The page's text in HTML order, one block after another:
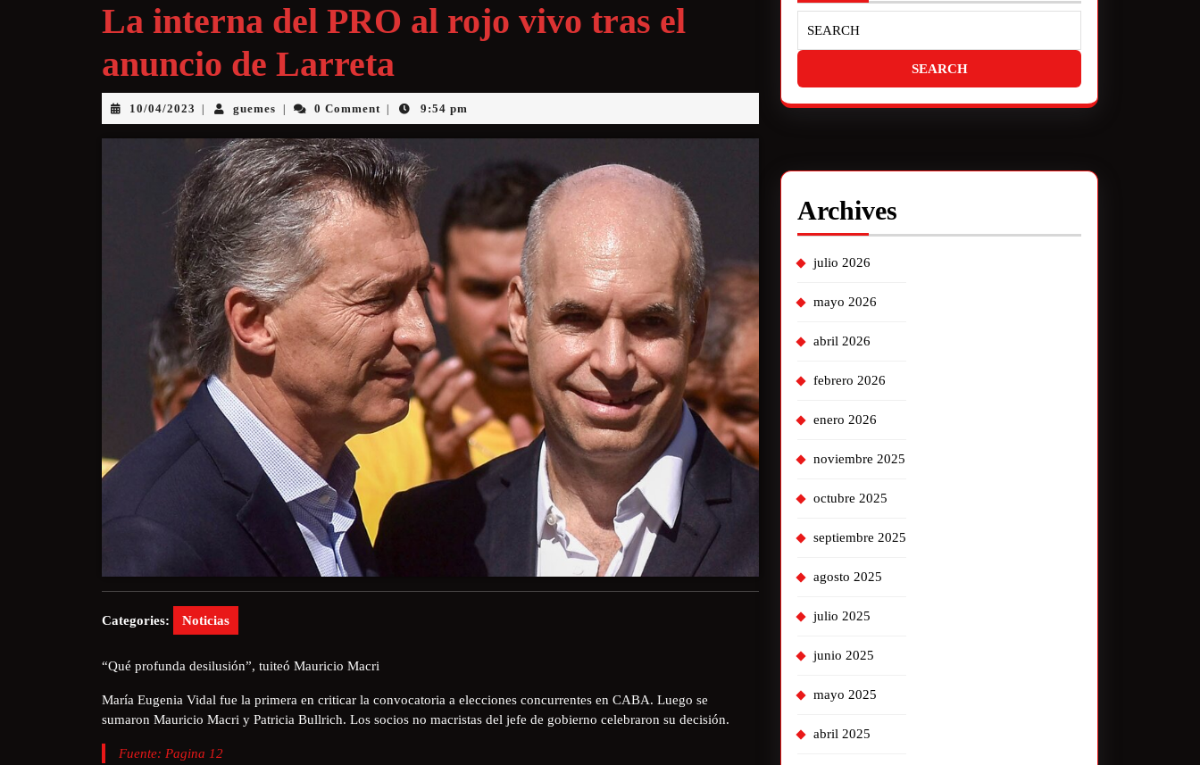
La interna del PRO al rojo vivo tras el
anuncio de Larreta
10/04/2023 guemes 0 Comment 9:54 pm
Categories: Noticias
“Qué profunda desilusión”, tuiteó Mauricio Macri
María Eugenia Vidal fue la primera en criticar la convocatoria a elecciones concurrentes en CABA. Luego se
sumaron Mauricio Macri y Patricia Bullrich. Los socios no macristas del jefe de gobierno celebraron su decisión.
Fuente: Pagina 12
Archives
julio 2026
mayo 2026
abril 2026
febrero 2026
enero 2026
noviembre 2025
octubre 2025
septiembre 2025
agosto 2025
julio 2025
junio 2025
mayo 2025
abril 2025